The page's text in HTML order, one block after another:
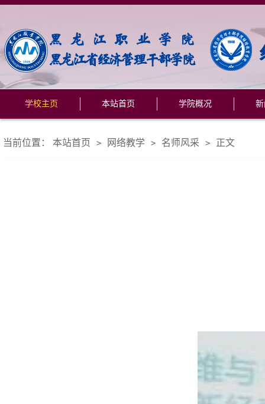
学校主页 本站首页 学院概况
当前位置： 本站首页 > 网络教学 > 名师风采 > 正文